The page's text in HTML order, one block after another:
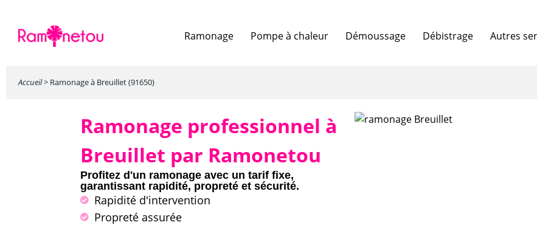
Ramonage Pompe à chaleur Démoussage Débistrage Autres
Accueil> Ramonage à Breuillet (91650)
Ramonage professionnel à
Breuillet par Ramonetou
Profitez d'un ramonage avec un tarif fixe,
garantissant rapidité, propreté et sécurité.
Rapidité d'intervention
Propreté assurée